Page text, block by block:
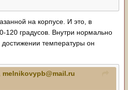
на корпусе. И это, в
120 градусов. Внутри нормально
достижении температуры он
melnikovypb@mail.ru